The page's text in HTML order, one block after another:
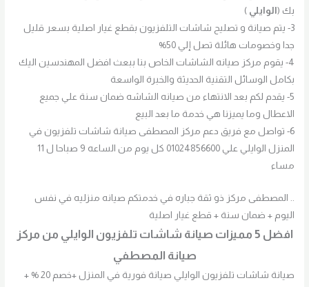
بك (الوايلي)
3- يتم صيانة و تصليح شاشات التلفزيون بقطع غيار اصلية بسعر قليل
جدا وخصومات هائلة تصل إلي 50%
4- يقوم مركز صيانه الشاشات الخاص بنا ببعث افضل المهندسين اليك
بكامل الوسائل التقنية الحديثة والخبرة الواسعة
5- يقدم لكم بعد الانتهاء من صيانه الشاشه ضمان سنة علي جميع
الاعطال وما يميزنا هي خدمة ما بعد البيع
6- تواصل مع فريق دعم مركز المصطفى صيانة شاشات تلفزيون في
المنزل الوايلي علي 01024856600 كل يوم من الساعه 9 صباحا ل 11
مساء
.. المصطفى مركز ذو ثقة جباره في خدمتكم صيانه منزليه في نفس
اليوم + ضمان سنة + قطع غيار اصلية
افضل 5 مميزات صيانة شاشات تلفزيون الوايلي من مركز
صيانة المصطفي
صيانة شاشات تلفزيون الوايلي صيانة فورية في المنزل +خصم 20 % +